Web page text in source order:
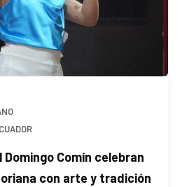
Comín celebran
con arte y tradición